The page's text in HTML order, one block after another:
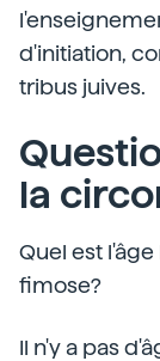
d'initiation,
tribus juives.
la
Quel est
fimose?
Il n'y a pas